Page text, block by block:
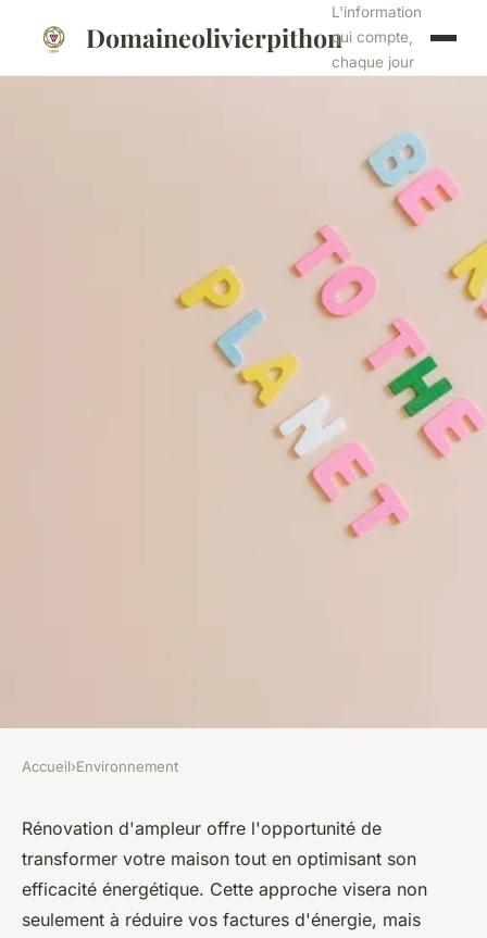
Domaineolivierpithon
L'information
qui compte,
chaque jour
Rénovation d'ampleur :
optimisez l'efficacité
énergétique de votre maison
Accueil›Environnement
Rénovation d'ampleur offre l'opportunité de
transformer votre maison tout en optimisant son
efficacité énergétique. Cette approche visera non
seulement à réduire vos factures d'énergie, mais